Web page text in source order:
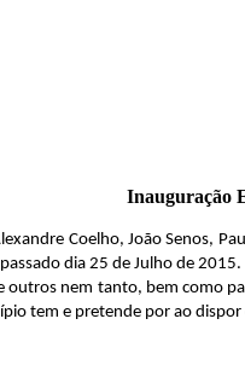
Inauguração
Coelho, João Senos,
dia 25 de Julho de 2015.
outros nem tanto, bem como
tem e pretende por ao